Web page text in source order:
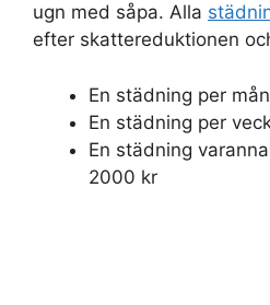
ugn med såpa. Alla
efter skattereduktionen
En städning per
En städning per
En städning
2000 kr